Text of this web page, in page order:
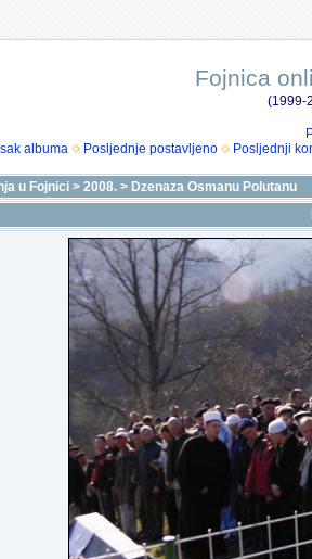
Fojnica
(1999-
albuma
Posljednje postavljeno Posljednji
u Fojnici > 2008. > Dzenaza Osmanu Polutanu